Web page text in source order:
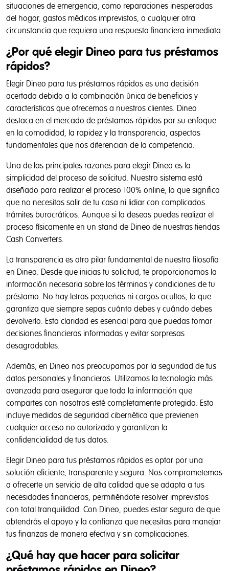
situaciones de emergencia, como reparaciones inesperadas
del hogar, gastos médicos imprevistos, o cualquier otra
circunstancia que requiera una respuesta financiera inmediata.
¿Por qué elegir Dineo para tus préstamos
rápidos?
Elegir Dineo para tus préstamos rápidos es una decisión
acertada debido a la combinación única de beneficios y
características que ofrecemos a nuestros clientes. Dineo
destaca en el mercado de préstamos rápidos por su enfoque
en la comodidad, la rapidez y la transparencia, aspectos
fundamentales que nos diferencian de la competencia.
Una de las principales razones para elegir Dineo es la
simplicidad del proceso de solicitud. Nuestro sistema está
diseñado para realizar el proceso 100% online, lo que significa
que no necesitas salir de tu casa ni lidiar con complicados
trámites burocráticos. Aunque si lo deseas puedes realizar el
proceso físicamente en un stand de Dineo de nuestras tiendas
Cash Converters.
La transparencia es otro pilar fundamental de nuestra filosofía
en Dineo. Desde que inicias tu solicitud, te proporcionamos la
información necesaria sobre los términos y condiciones de tu
préstamo. No hay letras pequeñas ni cargos ocultos, lo que
garantiza que siempre sepas cuánto debes y cuándo debes
devolverlo. Esta claridad es esencial para que puedas tomar
decisiones financieras informadas y evitar sorpresas
desagradables.
Además, en Dineo nos preocupamos por la seguridad de tus
datos personales y financieros. Utilizamos la tecnología más
avanzada para asegurar que toda la información que
compartes con nosotros esté completamente protegida. Esto
incluye medidas de seguridad cibernética que previenen
cualquier acceso no autorizado y garantizan la
confidencialidad de tus datos.
Elegir Dineo para tus préstamos rápidos es optar por una
solución eficiente, transparente y segura. Nos comprometemos
a ofrecerte un servicio de alta calidad que se adapta a tus
necesidades financieras, permitiéndote resolver imprevistos
con total tranquilidad. Con Dineo, puedes estar seguro de que
obtendrás el apoyo y la confianza que necesitas para manejar
tus finanzas de manera efectiva y sin complicaciones.
¿Qué hay que hacer para solicitar
Privacidad y Políticas de Cookies
Tal y como aparece descrito en la Política de Privacidad,
este sitio web utiliza cookies propias y de terceros para
ayudarnos a analizar el uso que se hace del sitio web,
mejorar el rendimiento, personalizar nuestros servicios,
contenidos y anuncios publicitarios, cuantificar la eficacia
de las promociones y fomentar el comercio seguro y fiable.
Puedes consultar nuestra
Política de Cookies
al objeto de
configurarlas en los diferentes navegadores. Pulsando el
botón Aceptar prestas tu consentimiento para la utilización
de dichas cookies y podrás seguir navegando sin
restricciones.
Configurar cookies
Rechazar todas